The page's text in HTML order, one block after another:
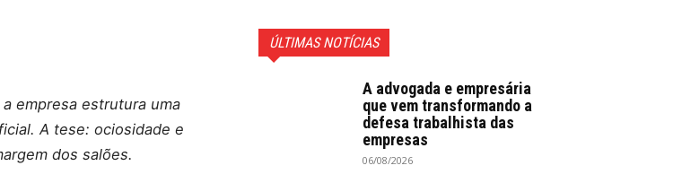
empresa estrutura uma
A tese: ociosidade e
dos salões.
ÚLTIMAS NOTÍCIAS
A advogada e empresária
que vem transformando a
defesa trabalhista das
empresas
06/08/2026